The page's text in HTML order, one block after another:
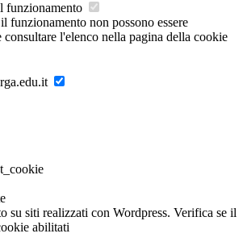
funzionamento
funzionamento non possono essere
l'elenco nella pagina della cookie
su siti realizzati con Wordpress. Verifica se il
abilitati